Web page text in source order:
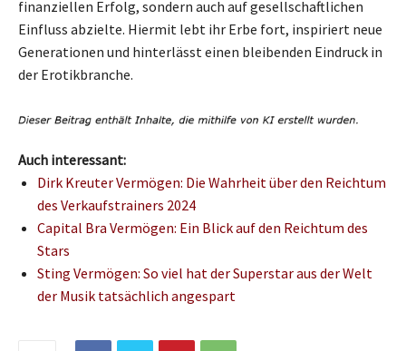
finanziellen Erfolg, sondern auch auf gesellschaftlichen
Einfluss abzielte. Hiermit lebt ihr Erbe fort, inspiriert neue
Generationen und hinterlässt einen bleibenden Eindruck in
der Erotikbranche.
Auch interessant:
Dirk Kreuter Vermögen: Die Wahrheit über den Reichtum
des Verkaufstrainers 2024
Capital Bra Vermögen: Ein Blick auf den Reichtum des
Stars
Sting Vermögen: So viel hat der Superstar aus der Welt
der Musik tatsächlich angespart